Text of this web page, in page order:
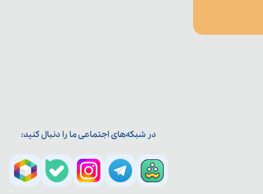
در شبکه‌های اجتماعی ما را دنبال کنید: